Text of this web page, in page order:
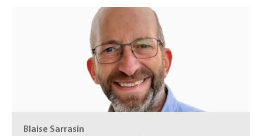
Blaise Sarrasin